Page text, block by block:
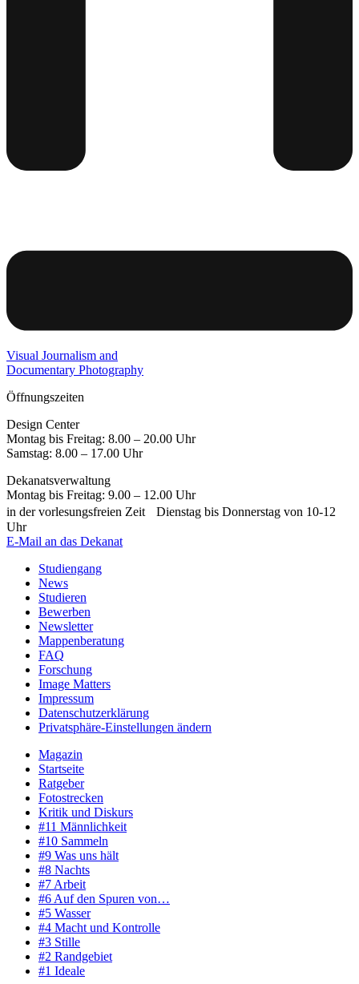
Visual Journalism and
Documentary Photography
Öffnungszeiten
Design Center
Montag bis Freitag: 8.00 – 20.00 Uhr
Samstag: 8.00 – 17.00 Uhr
Dekanatsverwaltung
Montag bis Freitag: 9.00 – 12.00 Uhr
in der vorlesungsfreien Zeit Dienstag bis Donnerstag von 10-12
Uhr
E-Mail an das Dekanat
Studiengang
News
Studieren
Bewerben
Newsletter
Mappenberatung
FAQ
Forschung
Image Matters
Impressum
Datenschutzerklärung
Privatsphäre-Einstellungen ändern
Magazin
Startseite
Ratgeber
Fotostrecken
Kritik und Diskurs
#11 Männlichkeit
#10 Sammeln
#9 Was uns hält
#8 Nachts
#7 Arbeit
#6 Auf den Spuren von…
#5 Wasser
#4 Macht und Kontrolle
#3 Stille
#2 Randgebiet
#1 Ideale